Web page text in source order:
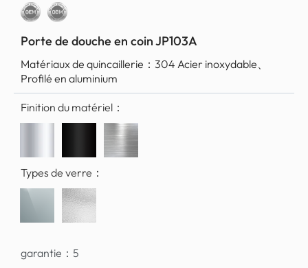
Porte de douche en coin JP103A
Matériaux de quincaillerie： 304 Acier inoxydable、
Profilé en aluminium
Finition du matériel：
Types de verre：
garantie： 5